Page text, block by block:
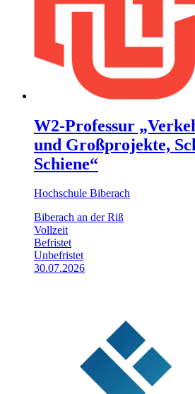
W2-Professur
und Großprojekte,
Schiene“
Hochschule Biberach
Biberach an der Riß
Vollzeit
Befristet
Unbefristet
30.07.2026